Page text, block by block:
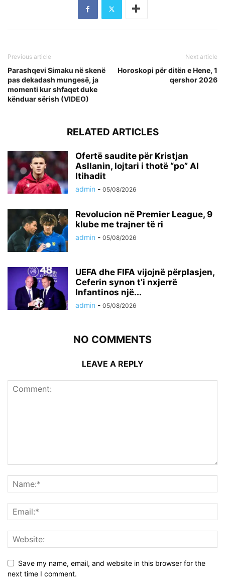
Previous article
Parashqevi Simaku në skenë
pas dekadash mungesë, ja
momenti kur shfaqet duke
kënduar sërish (VIDEO)
Next article
Horoskopi për ditën e Hene, 1
qershor 2026
RELATED ARTICLES
Ofertë saudite për Kristjan
Asllanin, lojtari i thotë “po” Al
Itihadit
admin - 05/08/2026
Revolucion në Premier League, 9
klube me trajner të ri
admin - 05/08/2026
UEFA dhe FIFA vijojnë përplasjen,
Ceferin synon t’i nxjerrë
Infantinos një...
admin - 05/08/2026
NO COMMENTS
LEAVE A REPLY
Save my name, email, and website in this browser for the
next time I comment.